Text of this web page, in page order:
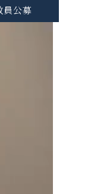
員公募